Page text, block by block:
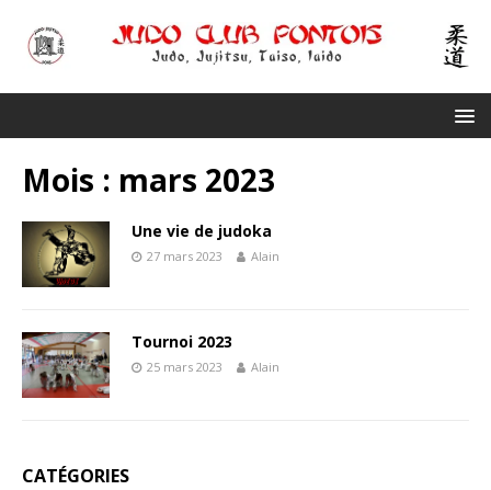
Mois : mars 2023
Une vie de judoka
27 mars 2023 Alain
Tournoi 2023
25 mars 2023 Alain
CATÉGORIES